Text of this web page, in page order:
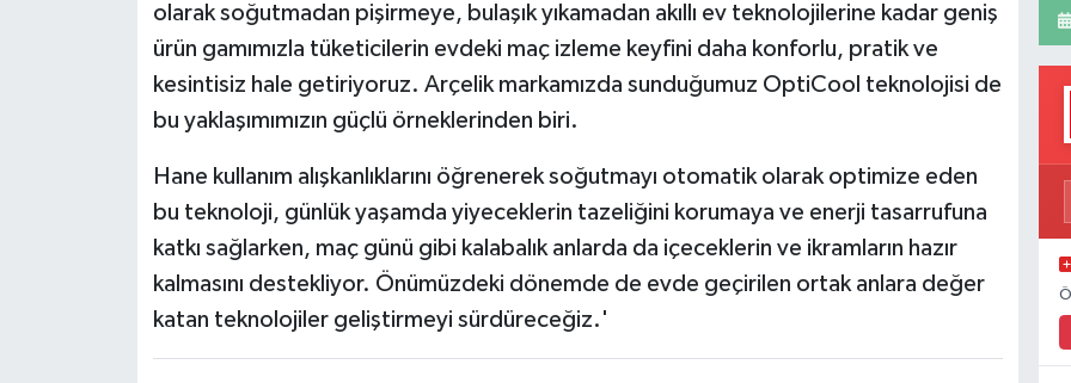
olarak soğutmadan pişirmeye, bulaşık yıkamadan akıllı ev teknolojilerine kadar geniş
ürün gamımızla tüketicilerin evdeki maç izleme keyfini daha konforlu, pratik ve
kesintisiz hale getiriyoruz. Arçelik markamızda sunduğumuz OptiCool teknolojisi de
bu yaklaşımımızın güçlü örneklerinden biri.
Hane kullanım alışkanlıklarını öğrenerek soğutmayı otomatik olarak optimize eden
bu teknoloji, günlük yaşamda yiyeceklerin tazeliğini korumaya ve enerji tasarrufuna
katkı sağlarken, maç günü gibi kalabalık anlarda da içeceklerin ve ikramların hazır
kalmasını destekliyor. Önümüzdeki dönemde de evde geçirilen ortak anlara değer
katan teknolojiler geliştirmeyi sürdüreceğiz.'